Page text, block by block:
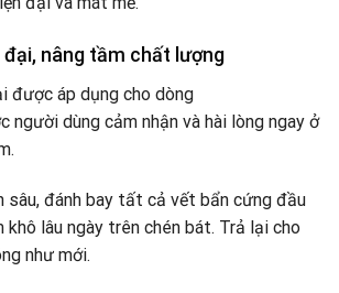
đại, nâng tầm chất lượng
được áp dụng cho dòng
người dùng cảm nhận và hài lòng ngay ở
sâu, đánh bay tất cả vết bẩn cứng đầu
khô lâu ngày trên chén bát. Trả lại cho
như mới.